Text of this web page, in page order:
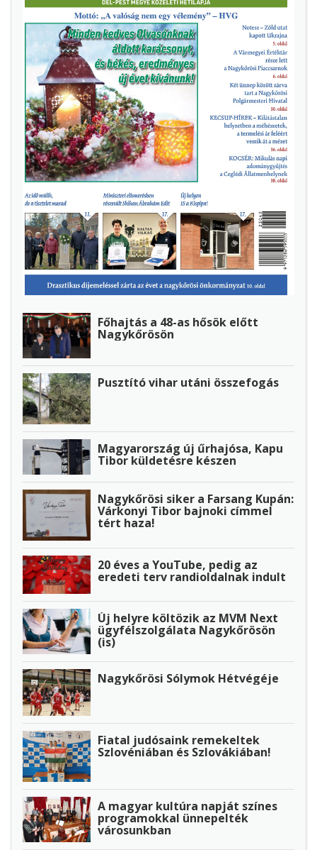
Főhajtás a 48-as hősök előtt
Nagykőrösön
Pusztító vihar utáni összefogás
Magyarország új űrhajósa, Kapu
Tibor küldetésre készen
Nagykőrösi siker a Farsang Kupán:
Várkonyi Tibor bajnoki címmel
tért haza!
20 éves a YouTube, pedig az
eredeti terv randioldalnak indult
Új helyre költözik az MVM Next
ügyfélszolgálata Nagykőrösön
(is)
Nagykőrösi Sólymok Hétvégéje
Fiatal judósaink remekeltek
Szlovéniában és Szlovákiában!
A magyar kultúra napját színes
programokkal ünnepelték
városunkban